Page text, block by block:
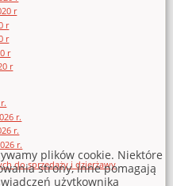
r
r
r
r
r
r.
r.
r.
do sprzedaży i dzierżawy
plików cookie. Niektóre
strony, inne pomagają
użytkownika